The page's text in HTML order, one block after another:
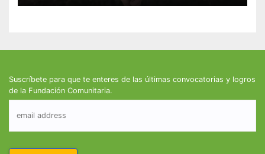
Suscríbete para que te enteres de las últimas convocatorias y logros
de la Fundación Comunitaria.